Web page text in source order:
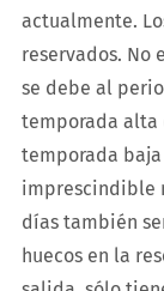
actualmente.
reservados. No
se debe al
temporada alta
temporada
imprescindible
días también
huecos en la